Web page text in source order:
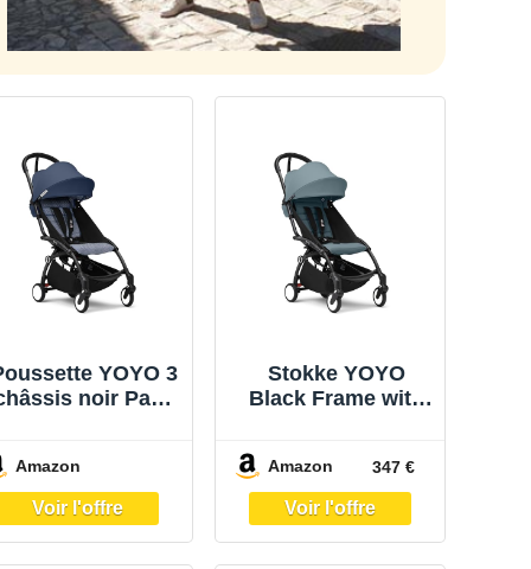
YOYO 3
noir Pack
Amazon
Stokke YOYO
Black Frame with
Amazon 347 €